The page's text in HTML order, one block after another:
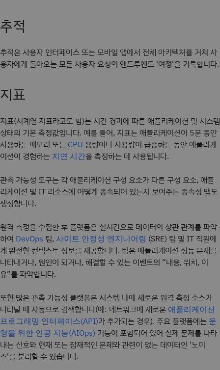
추적
추적은 사용자 인터페이스 또는 모바일 앱에서 전체 아키텍처를 거쳐 사
용자에게 돌아오는 모든 사용자 요청의 엔드투엔드 '여정'을 기록합니다.
지표
지표(시계열 지표라고도 함)는 시간 경과에 따른 애플리케이션 및 시스템
상태의 기본 측정값입니다. 예를 들어, 지표는 애플리케이션이 5분 동안
사용하는 메모리 또는 CPU 용량이나 사용량이 급증하는 동안 애플리케
이션이 경험하는 지연 시간을 측정하는 데 사용됩니다.
관측 가능성 도구는 각 애플리케이션 구성 요소가 다른 구성 요소, 애플
리케이션 및 IT 리소스에 어떻게 종속되어 있는지 보여주는 종속성 맵도
생성합니다.
원격 측정을 수집한 후 플랫폼은 실시간으로 데이터의 상관 관계를 파악
하여 DevOps 팀, 사이트 안정성 엔지니어링 (SRE) 팀 및 IT 직원에
게 완전한 컨텍스트 정보를 제공합니다. 팀은 애플리케이션 성능 문제를
나타내거나, 원인이 되거나, 해결할 수 있는 이벤트의 “내용, 위치, 이
유”를 파악합니다.
또한 많은 관측 가능성 플랫폼은 시스템 내에 새로운 원격 측정 소스가
나타날 때 자동으로 검색합니다(예: 네트워크에 새로운 애플리케이션
프로그래밍 인터페이스(API)가 추가되는 경우). 주요 플랫폼에는 운
영을 위한 인공 지능(AIOps) 기능이 포함되어 있어 실제 문제를 나타
내는 신호와 현재 또는 잠재적인 문제와 관련이 없는 데이터인 '노이
즈'를 분리할 수 있습니다.